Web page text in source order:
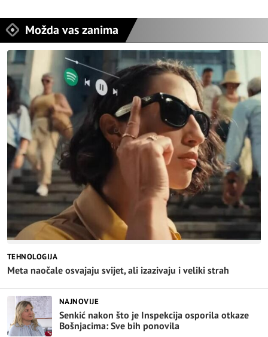
Možda vas zanima
TEHNOLOGIJA
Meta naočale osvajaju svijet, ali izazivaju i veliki strah
NAJNOVIJE
Senkić nakon što je Inspekcija osporila otkaze
Bošnjacima: Sve bih ponovila